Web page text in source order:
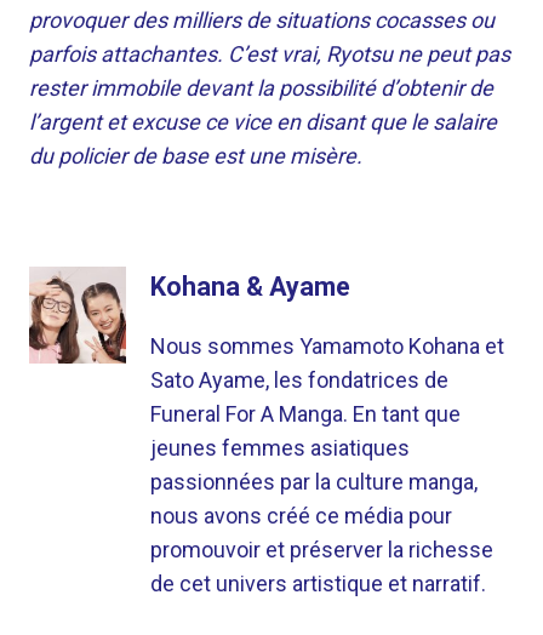
provoquer des milliers de situations cocasses ou
parfois attachantes. C’est vrai, Ryotsu ne peut pas
rester immobile devant la possibilité d’obtenir de
l’argent et excuse ce vice en disant que le salaire
du policier de base est une misère.
Kohana & Ayame
Nous sommes Yamamoto Kohana et
Sato Ayame, les fondatrices de
Funeral For A Manga. En tant que
jeunes femmes asiatiques
passionnées par la culture manga,
nous avons créé ce média pour
promouvoir et préserver la richesse
de cet univers artistique et narratif.